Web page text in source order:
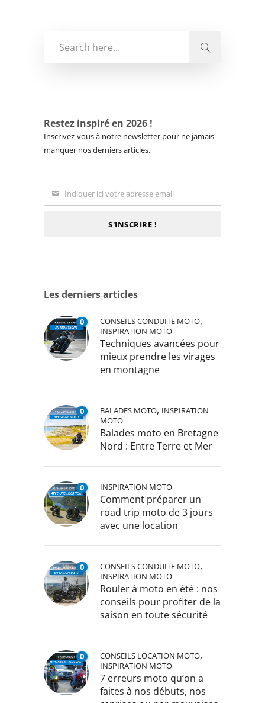
Restez inspiré en 2026 !
Inscrivez-vous à notre newsletter pour ne jamais
manquer nos derniers articles.
EmailIndiquer ici votre adresse email
S'INSCRIRE !
Les derniers articles
0 CONSEILS CONDUITE MOTO,
INSPIRATION MOTO
Techniques avancées pour
mieux prendre les virages
en montagne
0 BALADES MOTO, INSPIRATION
MOTO
Balades moto en Bretagne
Nord : Entre Terre et Mer
0 INSPIRATION MOTO
Comment préparer un
road trip moto de 3 jours
avec une location
0 CONSEILS CONDUITE MOTO,
INSPIRATION MOTO
Rouler à moto en été : nos
conseils pour profiter de la
saison en toute sécurité
0 CONSEILS LOCATION MOTO,
INSPIRATION MOTO
7 erreurs moto qu’on a
faites à nos débuts, nos